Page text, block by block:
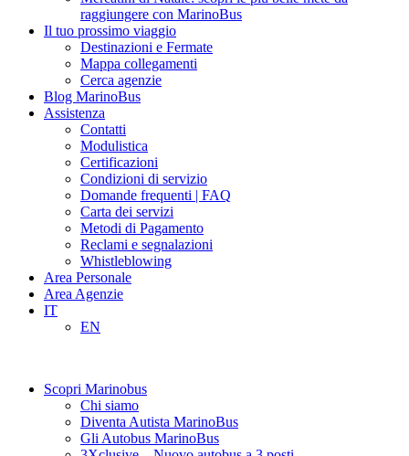
raggiungere con MarinoBus
Il tuo prossimo viaggio
Destinazioni e Fermate
Mappa collegamenti
Cerca agenzie
Blog MarinoBus
Assistenza
Contatti
Modulistica
Certificazioni
Condizioni di servizio
Domande frequenti | FAQ
Carta dei servizi
Metodi di Pagamento
Reclami e segnalazioni
Whistleblowing
Area Personale
Area Agenzie
IT
EN
Scopri Marinobus
Chi siamo
Diventa Autista MarinoBus
Gli Autobus MarinoBus